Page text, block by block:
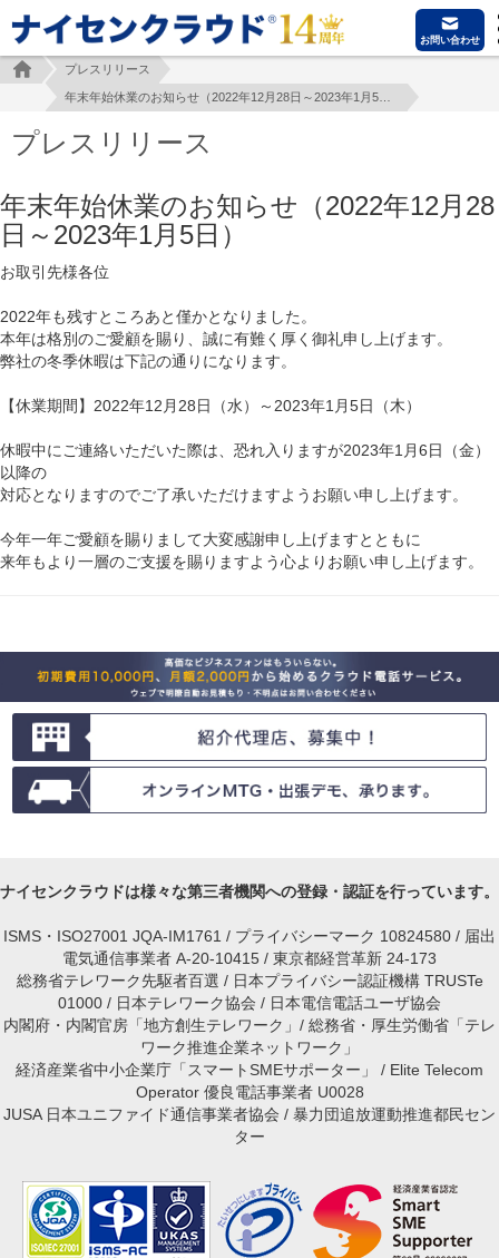
お問い合わせ
プレスリリース
プレスリリース
年末年始休業のお知らせ（2022年12月28
日～2023年1月5日）
お取引先様各位
2022年も残すところあと僅かとなりました。
本年は格別のご愛顧を賜り、誠に有難く厚く御礼申し上げます。
弊社の冬季休暇は下記の通りになります。
【休業期間】2022年12月28日（水）～2023年1月5日（木）
休暇中にご連絡いただいた際は、恐れ入りますが2023年1月6日（金）
以降の
対応となりますのでご了承いただけますようお願い申し上げます。
今年一年ご愛顧を賜りまして大変感謝申し上げますとともに
来年もより一層のご支援を賜りますよう心よりお願い申し上げます。
ナイセンクラウドは様々な第三者機関への登録・認証を行っています。
ISMS・ISO27001 JQA-IM1761 / プライバシーマーク 10824580 / 届出
電気通信事業者 A-20-10415 / 東京都経営革新 24-173
総務省テレワーク先駆者百選 / 日本プライバシー認証機構 TRUSTe
01000 / 日本テレワーク協会 / 日本電信電話ユーザ協会
内閣府・内閣官房「地方創生テレワーク」/ 総務省・厚生労働省「テレ
ワーク推進企業ネットワーク」
経済産業省中小企業庁「スマートSMEサポーター」 / Elite Telecom
Operator 優良電話事業者 U0028
JUSA 日本ユニファイド通信事業者協会 / 暴力団追放運動推進都民セン
ター